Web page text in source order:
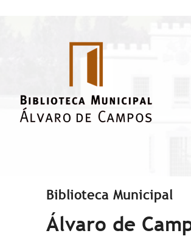
Biblioteca Municipal
Álvaro de